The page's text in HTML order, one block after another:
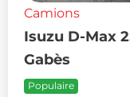
Camions
Isuzu D-Max
Gabès
Populaire